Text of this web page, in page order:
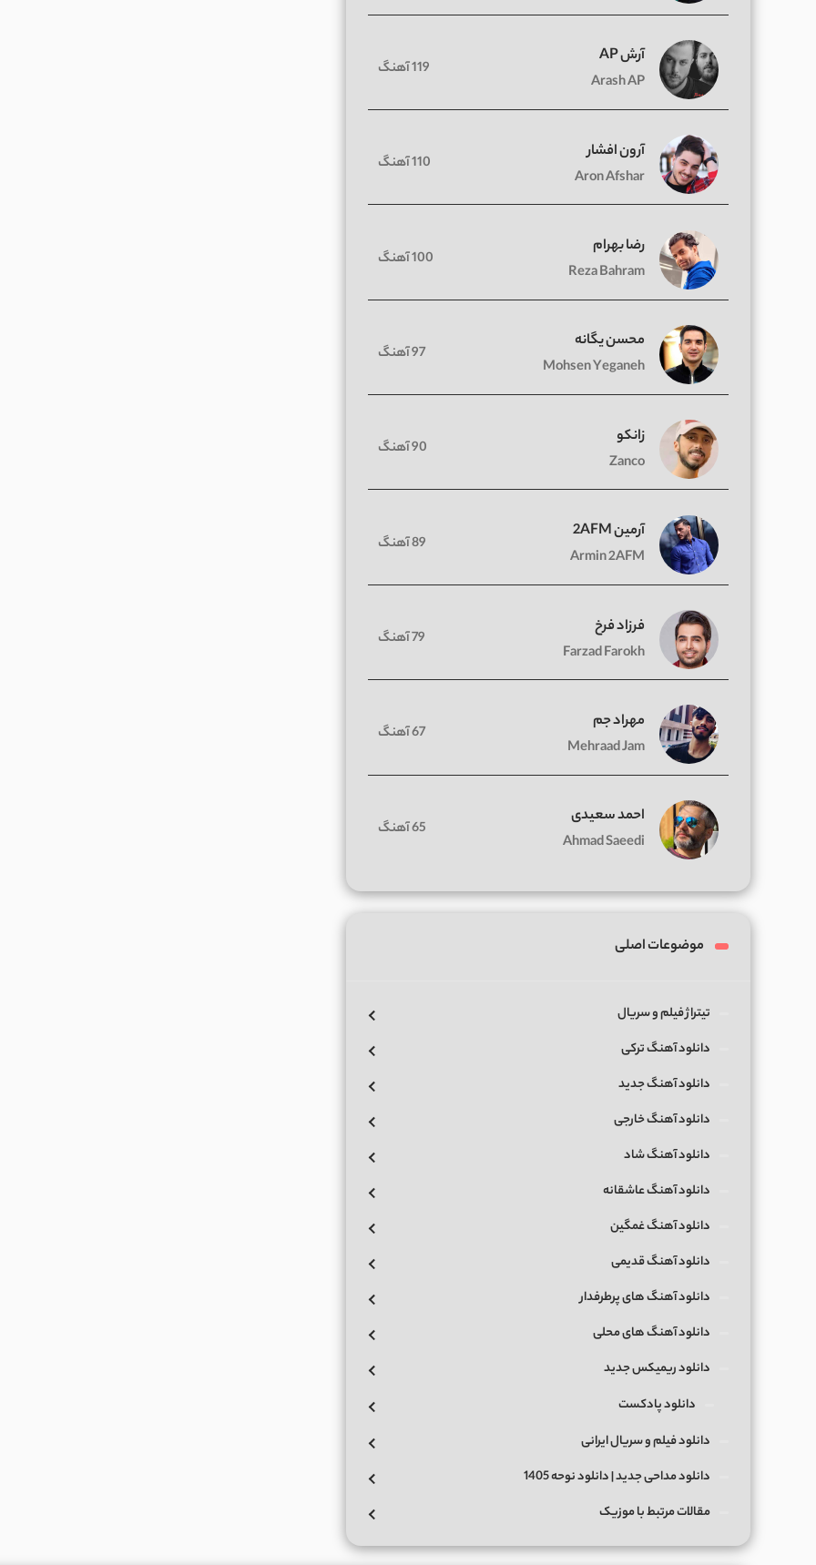
آرش AP
Arash AP
119 آهنگ
آرون افشار
Aron Afshar
110 آهنگ
رضا بهرام
Reza Bahram
100 آهنگ
محسن یگانه
Mohsen Yeganeh
97 آهنگ
زانکو
Zanco
90 آهنگ
آرمین 2AFM
Armin 2AFM
89 آهنگ
فرزاد فرخ
Farzad Farokh
79 آهنگ
مهراد جم
Mehraad Jam
67 آهنگ
احمد سعیدی
Ahmad Saeedi
65 آهنگ
موضوعات اصلی
تیتراژ فیلم و سریال
دانلود آهنگ ترکی
دانلود آهنگ جدید
دانلود آهنگ خارجی
دانلود آهنگ شاد
دانلود آهنگ عاشقانه
دانلود آهنگ غمگین
دانلود آهنگ قدیمی
دانلود آهنگ های پرطرفدار
دانلود آهنگ های محلی
دانلود ریمیکس جدید
دانلود پادکست
دانلود فیلم و سریال ایرانی
دانلود مداحی جدید | دانلود نوحه 1405
مقالات مرتبط با موزیک